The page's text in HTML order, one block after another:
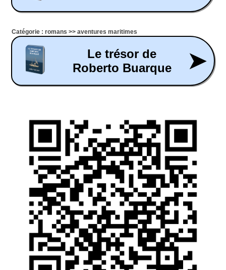
Catégorie : romans >> aventures maritimes
Le trésor de
Roberto Buarque
➤